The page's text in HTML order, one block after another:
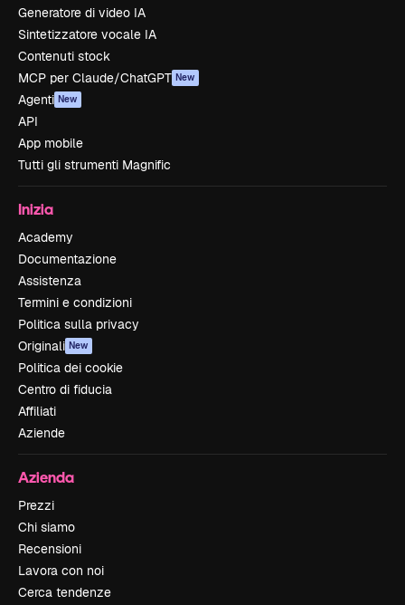
Generatore di video IA
Sintetizzatore vocale IA
Contenuti stock
MCP per Claude/ChatGPT New
Agenti New
API
App mobile
Tutti gli strumenti Magnific
Inizia
Academy
Documentazione
Assistenza
Termini e condizioni
Politica sulla privacy
Originali New
Politica dei cookie
Centro di fiducia
Affiliati
Aziende
Azienda
Prezzi
Chi siamo
Recensioni
Lavora con noi
Cerca tendenze